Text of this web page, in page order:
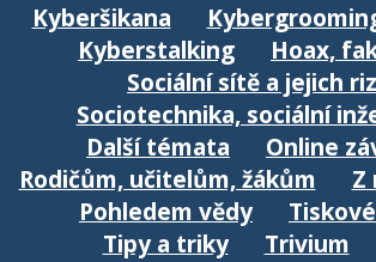
Kyberšikana
Kyberstalking
Hoax,
Sociální sítě a jejich
Sociotechnika, sociální
Další témata
Online
Rodičům, učitelům, žákům
Z
Pohledem vědy
Tipy a triky
Trivium